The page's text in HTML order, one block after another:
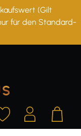
(Gilt
für den Standard-